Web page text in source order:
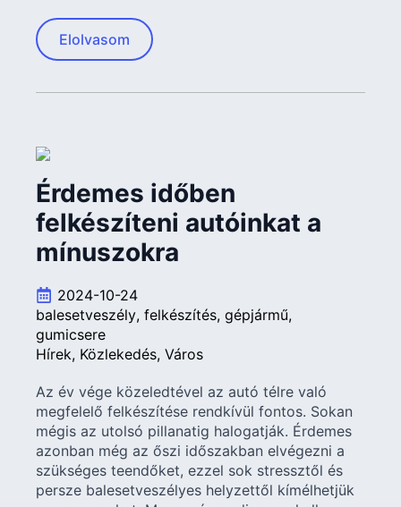
Elolvasom
Érdemes időben
felkészíteni autóinkat a
mínuszokra
2024-10-24
balesetveszély felkészítés gépjármű
gumicsere
Hírek Közlekedés Város
Az év vége közeledtével az autó télre való
megfelelő felkészítése rendkívül fontos. Sokan
mégis az utolsó pillanatig halogatják. Érdemes
azonban még az őszi időszakban elvégezni a
szükséges teendőket, ezzel sok stressztől és
persze balesetveszélyes helyzettől kímélhetjük